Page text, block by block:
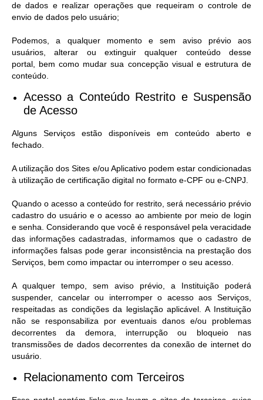
de dados e realizar operações que requeiram o controle de
envio de dados pelo usuário;
Podemos, a qualquer momento e sem aviso prévio aos
usuários, alterar ou extinguir qualquer conteúdo desse
portal, bem como mudar sua concepção visual e estrutura de
conteúdo.
Acesso a Conteúdo Restrito e Suspensão
de Acesso​
Alguns Serviços estão disponíveis em conteúdo aberto e
fechado.
A utilização dos Sites e/ou Aplicativo podem estar condicionadas
à utilização de certificação digital no formato e-CPF ou e-CNPJ.
Quando o acesso a conteúdo for restrito, será necessário prévio
cadastro do usuário e o acesso ao ambiente por meio de login
e senha. Considerando que você é responsável pela veracidade
das informações cadastradas, informamos que o cadastro de
informações falsas pode gerar inconsistência na prestação dos
Serviços, bem como impactar ou interromper o seu acesso.
A qualquer tempo, sem aviso prévio, a Instituição poderá
suspender, cancelar ou interromper o acesso aos Serviços,
respeitadas as condições da legislação aplicável. A Instituição
não se responsabiliza por eventuais danos e/ou problemas
decorrentes da demora, interrupção ou bloqueio nas
transmissões de dados decorrentes da conexão de internet do
usuário.
Relacionamento com Terceiros